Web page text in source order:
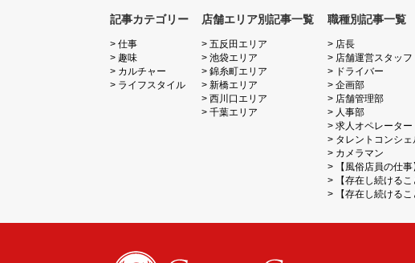
記事カテゴリー
仕事
趣味
カルチャー
ライフスタイル
店舗エリア別記事一覧
五反田エリア
池袋エリア
錦糸町エリア
新橋エリア
西川口エリア
千葉エリア
職種別記事一覧
店長
店舗運営スタッフ
ドライバー
企画部
店舗管理部
人事部
求人オペレーター
タレントコンシェ
カメラマン
【風俗店員の仕
【存在し続ける
【存在し続ける